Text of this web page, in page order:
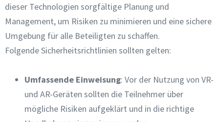
dieser Technologien sorgfältige Planung und
Management, um Risiken zu minimieren und eine sichere
Umgebung für alle Beteiligten zu schaffen.
Folgende Sicherheitsrichtlinien sollten gelten:
Umfassende Einweisung: Vor der Nutzung von VR-
und AR-Geräten sollten die Teilnehmer über
mögliche Risiken aufgeklärt und in die richtige